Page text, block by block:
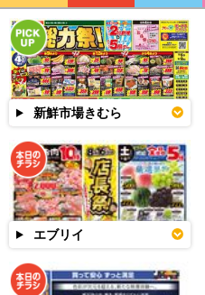
新鮮市場きむら
エブリイ